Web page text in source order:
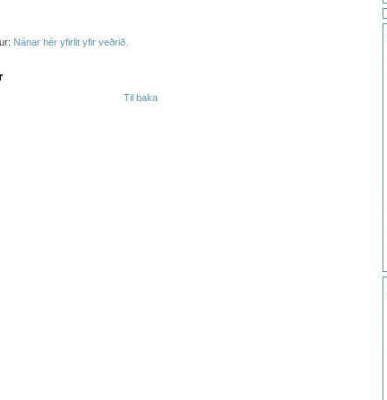
Nánar hér yfirlit yfir veðrið.
Til baka